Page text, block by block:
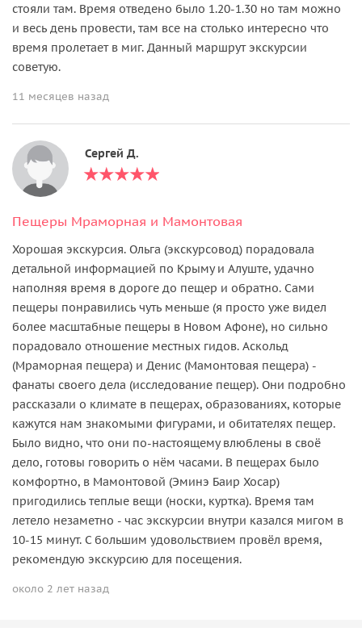
стояли там. Время отведено было 1.20-1.30 но там можно
и весь день провести, там все на столько интересно что
время пролетает в миг. Данный маршрут экскурсии
советую.
11 месяцев назад
Сергей Д.
Пещеры Мраморная и Мамонтовая
Хорошая экскурсия. Ольга (экскурсовод) порадовала
детальной информацией по Крыму и Алуште, удачно
наполняя время в дороге до пещер и обратно. Сами
пещеры понравились чуть меньше (я просто уже видел
более масштабные пещеры в Новом Афоне), но сильно
порадовало отношение местных гидов. Аскольд
(Мраморная пещера) и Денис (Мамонтовая пещера) -
фанаты своего дела (исследование пещер). Они подробно
рассказали о климате в пещерах, образованиях, которые
кажутся нам знакомыми фигурами, и обитателях пещер.
Было видно, что они по-настоящему влюблены в своё
дело, готовы говорить о нём часами. В пещерах было
комфортно, в Мамонтовой (Эминэ Баир Хосар)
пригодились теплые вещи (носки, куртка). Время там
летело незаметно - час экскурсии внутри казался мигом в
10-15 минут. С большим удовольствием провёл время,
рекомендую экскурсию для посещения.
около 2 лет назад